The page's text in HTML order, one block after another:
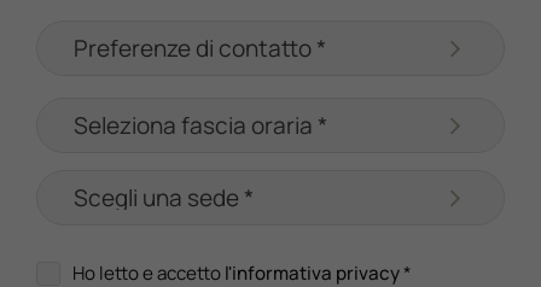
Ho letto e accettol'informativa privacy*